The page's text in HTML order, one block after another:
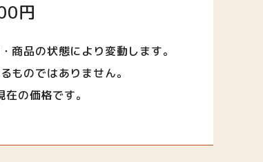
円
商品の状態により変動します。
ものではありません。
の価格です。